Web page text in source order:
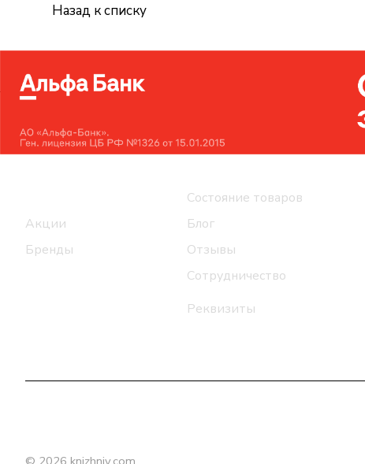
Назад к списку
Акции
Бренды
Состояние товаров
Блог
Отзывы
Сотрудничество
Реквизиты